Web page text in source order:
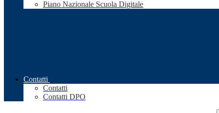
Piano Nazionale Scuola Digitale
Contatti
Contatti
Contatti DPO